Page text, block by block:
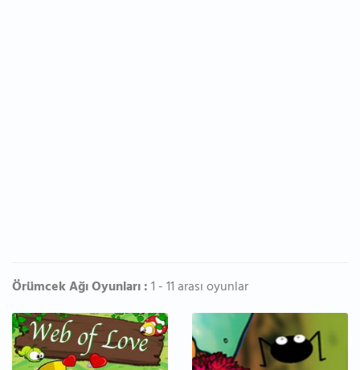
Örümcek Ağı Oyunları :1 - 11 arası oyunlar